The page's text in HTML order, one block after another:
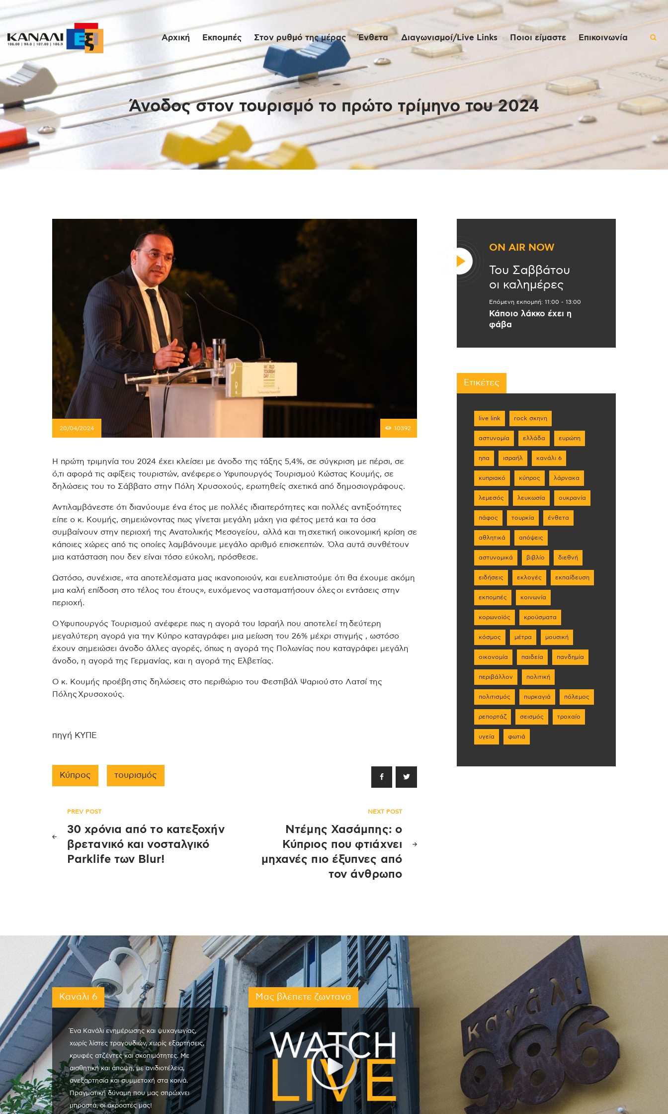
Αρχική Εκπομπές Στον ρυθμό της μέρας Ένθετα Διαγωνισμοί/Live Links Ποιοι είμαστε Επικοινωνία
Άνοδος στον τουρισμό το πρώτο τρίμηνο του 2024
Αρχική
Εκπομπές
Στον ρυθμό της
μέρας
Ένθετα
Διαγωνισμοί/Live
Επικοινωνία
20/04/2024 10392
H πρώτη τριμηνία του 2024 έχει κλείσει με άνοδο της τάξης 5,4%, σε σύγκριση με πέρσι, σε
ό,τι αφορά τις αφίξεις τουριστών, ανέφερε ο Υφυπουργός Τουρισμού Κώστας Κουμής, σε
δηλώσεις του το Σάββατο στην Πόλη Χρυσοχούς, ερωτηθείς σχετικά από δημοσιογράφους.
Αντιλαμβάνεστε ότι διανύουμε ένα έτος με πολλές ιδιαιτερότητες και πολλές αντιξοότητες
είπε ο κ. Κουμής, σημειώνοντας πως γίνεται μεγάλη μάχη για φέτος μετά και τα όσα
συμβαίνουν στην περιοχή της Ανατολικής Μεσογείου, αλλά και τη σχετική οικονομική κρίση σε
κάποιες χώρες από τις οποίες λαμβάνουμε μεγάλο αριθμό επισκεπτών. Όλα αυτά συνθέτουν
μια κατάσταση που δεν είναι τόσο εύκολη, πρόσθεσε.
Ωστόσο, συνέχισε, «τα αποτελέσματα μας ικανοποιούν, και ευελπιστούμε ότι θα έχουμε ακόμη
μια καλή επίδοση στο τέλος του έτους», ευχόμενος να σταματήσουν όλες οι εντάσεις στην
περιοχή.
Ο Υφυπουργός Τουρισμού ανέφερε πως η αγορά του Ισραήλ που αποτελεί τη δεύτερη
μεγαλύτερη αγορά για την Κύπρο καταγράφει μια μείωση του 26% μέχρι στιγμής , ωστόσο
έχουν σημειώσει άνοδο άλλες αγορές, όπως η αγορά της Πολωνίας που καταγράφει μεγάλη
άνοδο, η αγορά της Γερμανίας, και η αγορά της Ελβετίας.
Ο κ. Κουμής προέβη στις δηλώσεις στο περιθώριο του Φεστιβάλ Ψαριού στο Λατσί της
Πόλης Χρυσοχούς.
πηγή ΚΥΠΕ
Κύπρος τουρισμός
Πλοήγηση
άρθρων
PREV POST
30 χρόνια από το κατεξοχήν
βρετανικό και νοσταλγικό
Parklife των Blur!
NEXT POST
Ντέμης Χασάμπης: ο
Κύπριος που φτιάχνει
μηχανές πιο έξυπνες από
τον άνθρωπο
ON AIR NOW
Του Σαββάτου
οι καλημέρες
Επόμενη εκπομπή: 11:00 - 13:00
Κάποιο λάκκο έχει η
φάβα
Ετικέτες
live link rock σκηνη
αστυνομία ελλάδα ευρώπη
ηπα ισραήλ κανάλι 6
κυπριακό κύπρος λάρνακα
λεμεσός λευκωσία ουκρανία
πάφος τουρκία ένθετα
αθλητικά απόψεις
αστυνομικά βιβλίο διεθνή
ειδήσεις εκλογές εκπαίδευση
εκπομπές κοινωνία
κορωνοϊός κρούσματα
κόσμος μέτρα μουσική
οικονομία παιδεία πανδημία
περιβάλλον πολιτική
πολιτισμός πυρκαγιά πόλεμος
ρεπορτάζ σεισμός τροχαίο
υγεία φωτιά
Κανάλι 6
Ένα Κανάλι ενημέρωσης και ψυχαγωγίας,
χωρίς λίστες τραγουδιών, χωρίς εξαρτήσεις,
κρυφές ατζέντες και σκοπιμότητες. Με
αισθητική και άποψη, με ανιδιοτέλεια,
ανεξαρτησία και συμμετοχή στα κοινά.
Πραγματική δύναμη που μας σπρώχνει
μπροστά, οι ακροατές μας!
Μας βλέπετε ζωντανά